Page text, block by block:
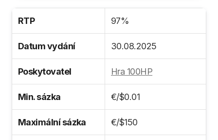
RTP 97%
Datum vydání 30.08.2025
Poskytovatel Hra 100HP
Min. sázka €/$0.01
Maximální sázka €/$150